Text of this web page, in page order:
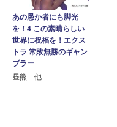
あの愚か者にも脚光
を！4 この素晴らしい
世界に祝福を！エクス
トラ 常敗無勝のギャン
ブラー
昼熊 他